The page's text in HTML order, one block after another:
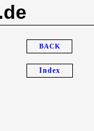
Index
BACK